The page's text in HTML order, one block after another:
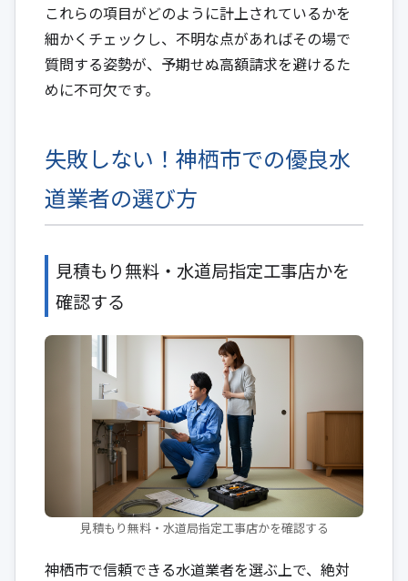
これらの項目がどのように計上されているかを
細かくチェックし、不明な点があればその場で
質問する姿勢が、予期せぬ高額請求を避けるた
めに不可欠です。
失敗しない！神栖市での優良水
道業者の選び方
見積もり無料・水道局指定工事店かを
確認する
見積もり無料・水道局指定工事店かを確認する
神栖市で信頼できる水道業者を選ぶ上で、絶対